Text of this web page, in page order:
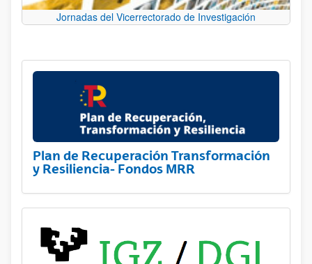
Jornadas del Vicerrectorado de Investigación
Plan de Recuperación Transformación
y Resiliencia- Fondos MRR